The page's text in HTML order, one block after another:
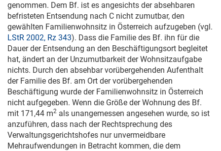
genommen. Dem Bf. ist es angesichts der absehbaren
befristeten Entsendung nach C nicht zumutbar, den
gewählten Familienwohnsitz in Österreich aufzugeben (vgl.
LStR 2002, Rz 343). Dass die Familie des Bf. ihn für die
Dauer der Entsendung an den Beschäftigungsort begleitet
hat, ändert an der Unzumutbarkeit der Wohnsitzaufgabe
nichts. Durch den absehbar vorübergehenden Aufenthalt
der Familie des Bf. am Ort der vorübergehenden
Beschäftigung wurde der Familienwohnsitz in Österreich
nicht aufgegeben. Wenn die Größe der Wohnung des Bf.
mit 171,44 m2 als unangemessen angesehen wurde, so ist
anzuführen, dass nach der Rechtsprechung des
Verwaltungsgerichtshofes nur unvermeidbare
Mehraufwendungen in Betracht kommen, die dem